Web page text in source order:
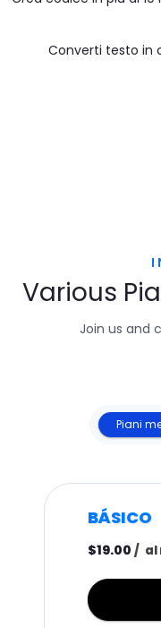
Converti testo in
I
Various
Join us and
Piani
BÁSICO
$19.00 / al